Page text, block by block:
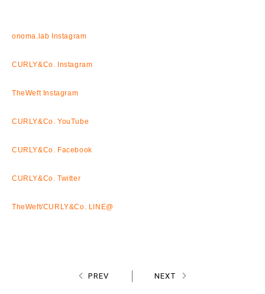
onoma.lab Instagram
CURLY&Co. Instagram
TheWeft Instagram
CURLY&Co. YouTube
CURLY&Co. Facebook
CURLY&Co. Twitter
TheWeft/CURLY&Co. LINE@
PREV NEXT